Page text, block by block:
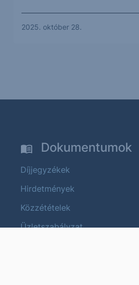
2025. október 28.
Dokumentumok
Díjjegyzékek
Hirdetmények
Közzétételek
Üzletszabályzat